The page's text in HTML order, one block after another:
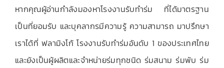
หากคุณผู้อ่านกำลังมองหาโรงงานรับทำร่ม ที่ได้มาตรฐาน
เป็นที่ยอมรับ และบุคลากรมีความรู้ ความสามารถ มาปรึกษา
เราได้ที่ ฟลามิงโก้ โรงงานรับทำร่มอันดับ 1 ของประเทศไทย
และยังเป็นผู้ผลิตและจำหน่ายร่มทุกชนิด ร่มสนาม ร่มพับ ร่ม